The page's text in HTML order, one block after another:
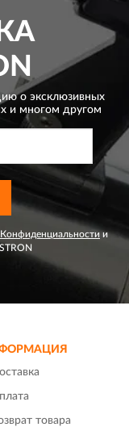
о эксклюзивных
и многом другом
и
товара